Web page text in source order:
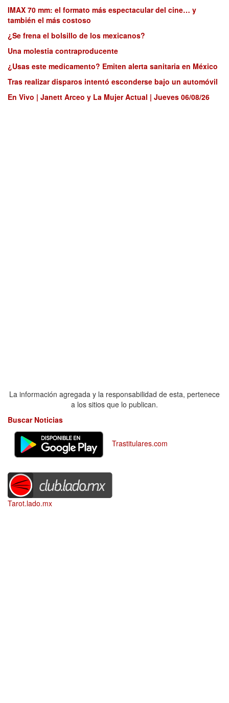
IMAX 70 mm: el formato más espectacular del cine… y
también el más costoso
¿Se frena el bolsillo de los mexicanos?
Una molestia contraproducente
¿Usas este medicamento? Emiten alerta sanitaria en México
Tras realizar disparos intentó esconderse bajo un automóvil
En Vivo | Janett Arceo y La Mujer Actual | Jueves 06/08/26
La información agregada y la responsabilidad de esta, pertenece
a los sitios que lo publican.
Buscar Noticias
Trastitulares.com
Tarot.lado.mx